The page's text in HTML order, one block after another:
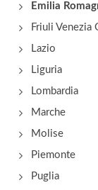
Amarcord
Emilia
Friuli Venezia
Lazio
Liguria
Lombardia
Marche
Molise
Piemonte
Puglia